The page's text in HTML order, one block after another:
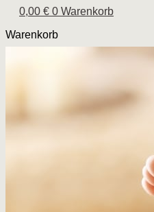
0,00 € 0 Warenkorb
Warenkorb